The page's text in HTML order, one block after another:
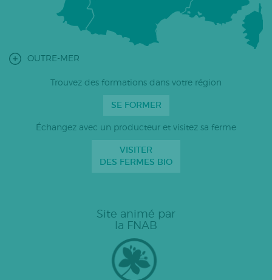
OUTRE-MER
Trouvez des formations dans votre région
SE FORMER
Échangez avec un producteur et visitez sa ferme
VISITER
DES FERMES BIO
Site animé par
la FNAB